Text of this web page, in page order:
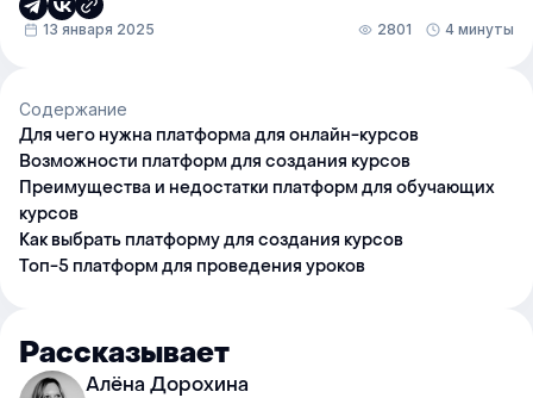
13 января 2025 2801 4 минуты
Содержание
Для чего нужна платформа для онлайн-курсов
Возможности платформ для создания курсов
Преимущества и недостатки платформ для обучающих
курсов
Как выбрать платформу для создания курсов
Топ-5 платформ для проведения уроков
Рассказывает
Алёна Дорохина